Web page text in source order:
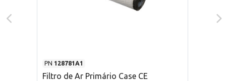
PN 128781A1
Filtro de Ar Primário Case CE